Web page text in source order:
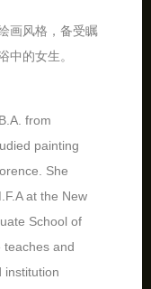
画风格，备受瞩
中的女生。
from
painting
She
at the New
School of
teaches and
institution